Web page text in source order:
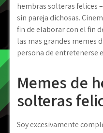
hembras solteras felices
sin pareja dichosas.
fin de elaborar con el fin
las mas grandes memes
persona de entretenerse
Memes de
solteras
Soy excesivamente